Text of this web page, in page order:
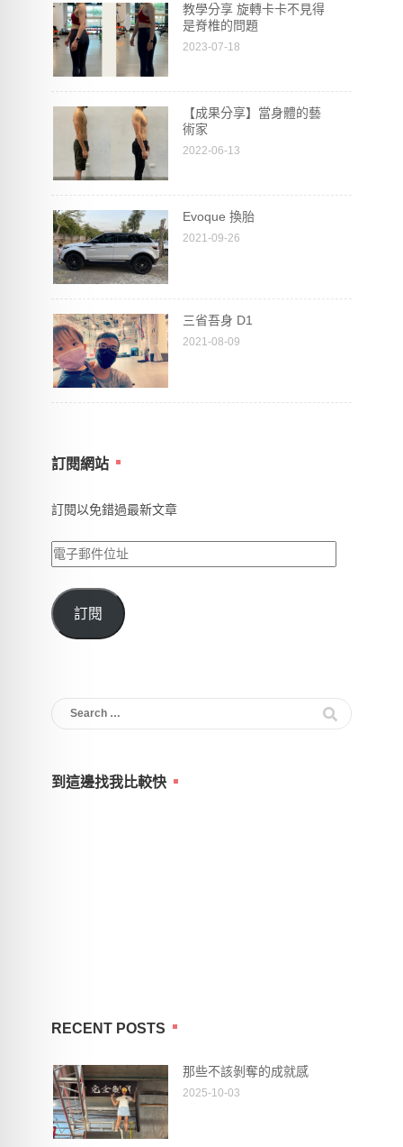
教學分享 旋轉卡卡不見得
是脊椎的問題
2023-07-18
【成果分享】當身體的藝
術家
2022-06-13
Evoque 換胎
2021-09-26
三省吾身 D1
2021-08-09
訂閱網站
訂閱以免錯過最新文章
電
郵
件
訂閱
Search
for:
到這邊找我比較快
RECENT POSTS
那些不該剝奪的成就感
2025-10-03